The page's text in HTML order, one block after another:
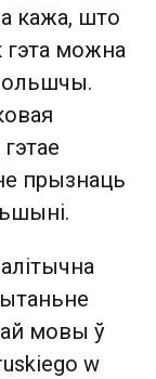
кажа, што
гэта можна
прызнаць
мовы ў
w